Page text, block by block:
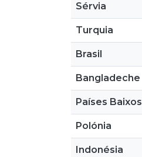
Sérvia
Turquia
Brasil
Bangladeche
Países Baixos
Polónia
Indonésia